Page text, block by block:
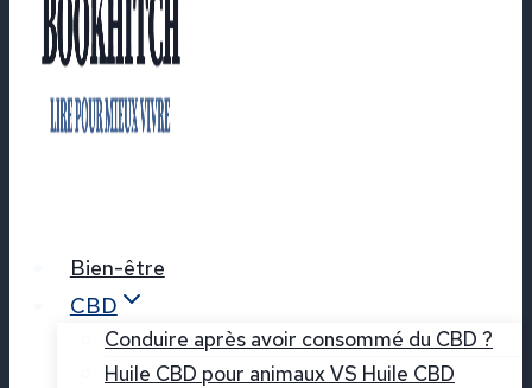
Bien-être
CBD
Conduire après avoir consommé du CBD ?
Huile CBD pour animaux VS Huile CBD